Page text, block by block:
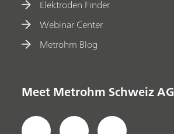
Elektroden Finder
Webinar Center
Metrohm Blog
Meet Metrohm Schweiz AG